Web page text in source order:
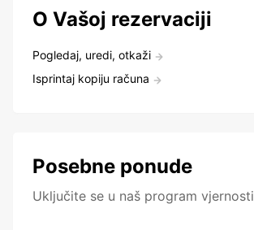
O Vašoj rezervaciji
Pogledaj, uredi, otkaži
Isprintaj kopiju računa
Posebne ponude
Uključite se u naš program vjernosti